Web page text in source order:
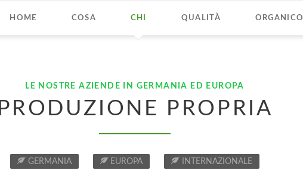
HOME COSA CHI QUALITÀ ORGANICO
LE NOSTRE AZIENDE IN GERMANIA ED EUROPA
PRODUZIONE PROPRIA
GERMANIA EUROPA INTERNAZIONALE